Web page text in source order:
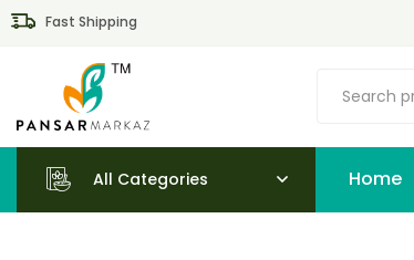
Fast Shipping
All Categories Home